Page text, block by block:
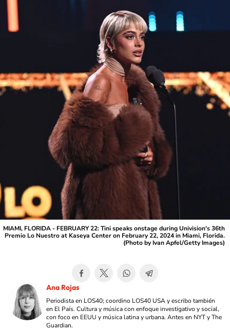
MIAMI, FLORIDA - FEBRUARY 22: Tini speaks onstage during Univision's 36th
Premio Lo Nuestro at Kaseya Center on February 22, 2024 in Miami, Florida.
(Photo by Ivan Apfel/Getty Images)
Ana Rojas
Periodista en LOS40; coordino LOS40 USA y escribo también
en El País. Cultura y música con enfoque investigativo y social,
con foco en EEUU y música latina y urbana. Antes en NYT y The
Guardian.